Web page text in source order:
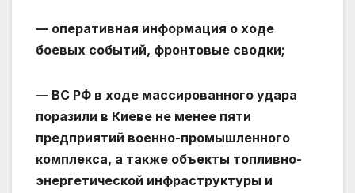
— оперативная информация о ходе
боевых событий, фронтовые сводки;
— ВС РФ в ходе массированного удара
поразили в Киеве не менее пяти
предприятий военно-промышленного
комплекса, а также объекты топливно-
энергетической инфраструктуры и